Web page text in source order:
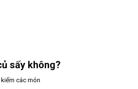
sấy không?
các món